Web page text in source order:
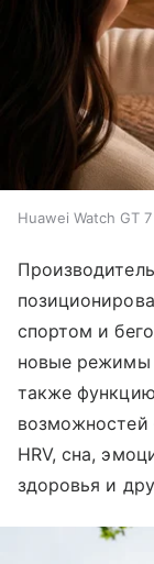
Huawei Watch GT 7
спортом и
новые режимы
также
возможностей
HRV, сна,
здоровья и